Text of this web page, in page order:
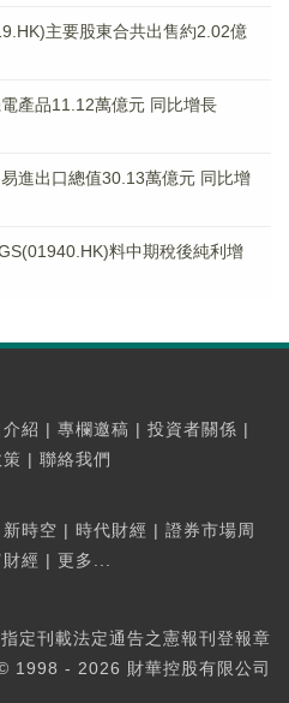
主要股東合共出售約2.02億
產品11.12萬億元 同比增長
進出口總值30.13萬億元 同比增
料中期稅後純利增
紹 | 專欄邀稿 | 投資者關係 |
| 聯絡我們
新時空 | 時代財經 | 證券市場周
經 | 更多...
定刊載法定通告之憲報刊登報章
1998 - 2026 財華控股有限公司